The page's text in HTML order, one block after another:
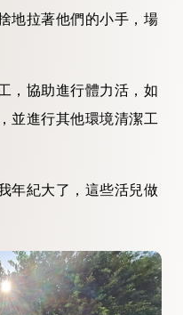
地拉著他們的小手，場
，協助進行體力活，如
並進行其他環境清潔工
年紀大了，這些活兒做